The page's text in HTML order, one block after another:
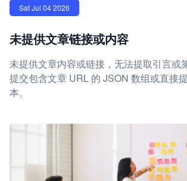
Sat Jul 04 2026
未提供文章链接或内容
未提供文章内容或链接，无法提取引言或
提交包含文章 URL 的 JSON 数组或直接
本。